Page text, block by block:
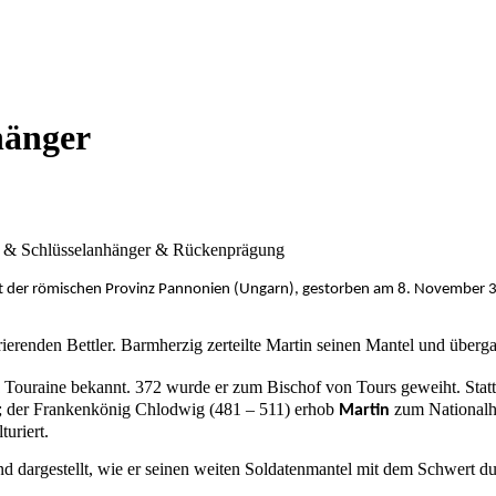
Schlüsselanhänger & Rückenprägung
römischen Provinz Pannonien (Ungarn), gestorben am 8. November
Bettler. Barmherzig zerteilte Martin seinen Mantel und
bekannt. 372 wurde er zum Bischof von Tours geweiht.
der Frankenkönig Chlodwig (481 – 511) erhob Martin zum
dargestellt, wie er seinen weiten Soldatenmantel mit dem Schwert